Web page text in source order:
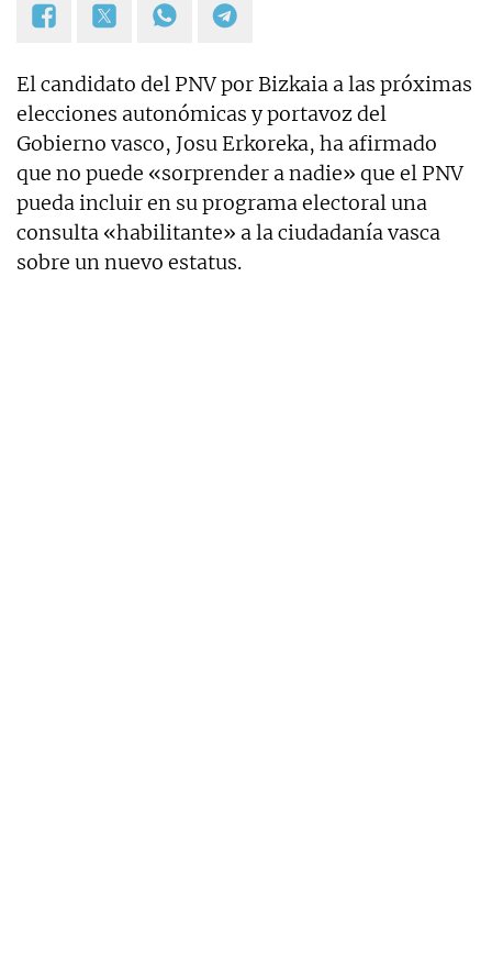
El candidato del PNV por Bizkaia a las próximas
elecciones autonómicas y portavoz del
Gobierno vasco, Josu Erkoreka, ha afirmado
que no puede «sorprender a nadie» que el PNV
pueda incluir en su programa electoral una
consulta «habilitante» a la ciudadanía vasca
sobre un nuevo estatus.